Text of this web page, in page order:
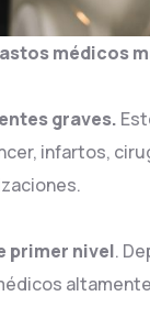
médicos
graves.
infartos,
primer nivel.